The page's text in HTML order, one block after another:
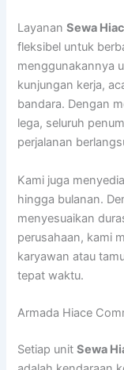
LayananSewa
fleksibel untuk
menggunakannya
kunjungan kerja,
bandara. Dengan
lega, seluruh
perjalanan
Kami juga
hingga bulanan.
menyesuaikan
perusahaan, kami
karyawan atau
tepat waktu.
Armada Hiace
Setiap unitSewa